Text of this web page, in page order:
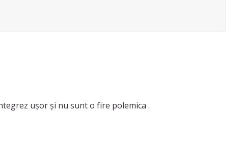
ușor și nu sunt o fire polemica .